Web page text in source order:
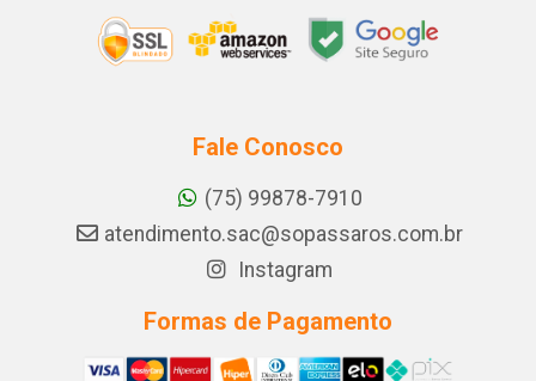
Fale Conosco
(75) 99878-7910
atendimento.sac@sopassaros.com.br
Instagram
Formas de Pagamento